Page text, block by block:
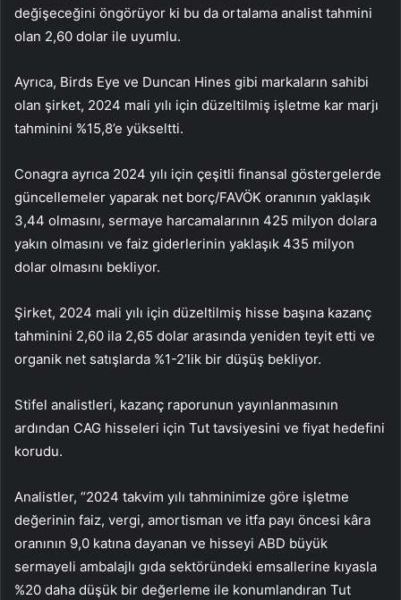
değişeceğini öngörüyor ki bu da ortalama analist tahmini
olan 2,60 dolar ile uyumlu.
Ayrıca, Birds Eye ve Duncan Hines gibi markaların sahibi
olan şirket, 2024 mali yılı için düzeltilmiş işletme kar marjı
tahminini %15,8’e yükseltti.
Conagra ayrıca 2024 yılı için çeşitli finansal göstergelerde
güncellemeler yaparak net borç/FAVÖK oranının yaklaşık
3,44 olmasını, sermaye harcamalarının 425 milyon dolara
yakın olmasını ve faiz giderlerinin yaklaşık 435 milyon
dolar olmasını bekliyor.
Şirket, 2024 mali yılı için düzeltilmiş hisse başına kazanç
tahminini 2,60 ila 2,65 dolar arasında yeniden teyit etti ve
organik net satışlarda %1-2’lik bir düşüş bekliyor.
Stifel analistleri, kazanç raporunun yayınlanmasının
ardından CAG hisseleri için Tut tavsiyesini ve fiyat hedefini
korudu.
Analistler, “2024 takvim yılı tahminimize göre işletme
değerinin faiz, vergi, amortisman ve itfa payı öncesi kâra
oranının 9,0 katına dayanan ve hisseyi ABD büyük
sermayeli ambalajlı gıda sektöründeki emsallerine kıyasla
%20 daha düşük bir değerleme ile konumlandıran Tut